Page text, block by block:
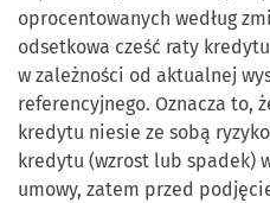
oprocentowanych według
odsetkowa cześć raty
w zależności od aktualnej
referencyjnego. Oznacza to,
kredytu niesie ze sobą
kredytu (wzrost lub spadek)
umowy, zatem przed